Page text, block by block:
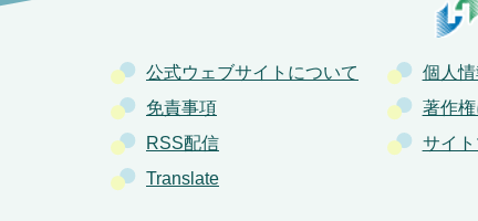
公式ウェブサイトについて
個人
免責事項
著作
RSS配信
サイ
Translate